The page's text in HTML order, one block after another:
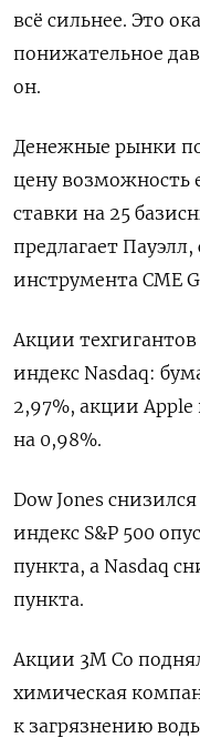
всё сильнее. Это
понижательное
он.
Денежные рынки
цену возможность
ставки на 25
предлагает
инструмента CME
Акции
индекс Nasdaq:
2,97%, акции
на 0,98%.
Dow Jones
индекс S&P 500
пункта, а Nasdaq
пункта.
Акции 3M Co
химическая
к загрязнению